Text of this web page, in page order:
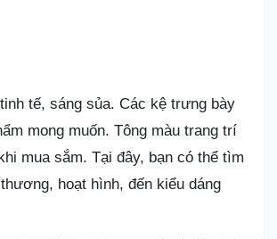
tế, sáng sủa. Các kệ trưng bày
mong muốn. Tông màu trang trí
mua sắm. Tại đây, bạn có thể tìm
hoạt hình, đến kiểu dáng